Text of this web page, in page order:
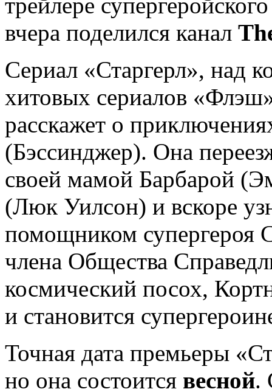
вчера поделился канал
Сериал «Старгерл», над
хитовых сериалов
расскажет о
(Бэссинджер). Она
своей мамой Барбарой
(Люк Уилсон) и вскоре
помощником супергероя
члена Общества
космический посох,
и становится
Точная дата премьеры
но она состоится весной.